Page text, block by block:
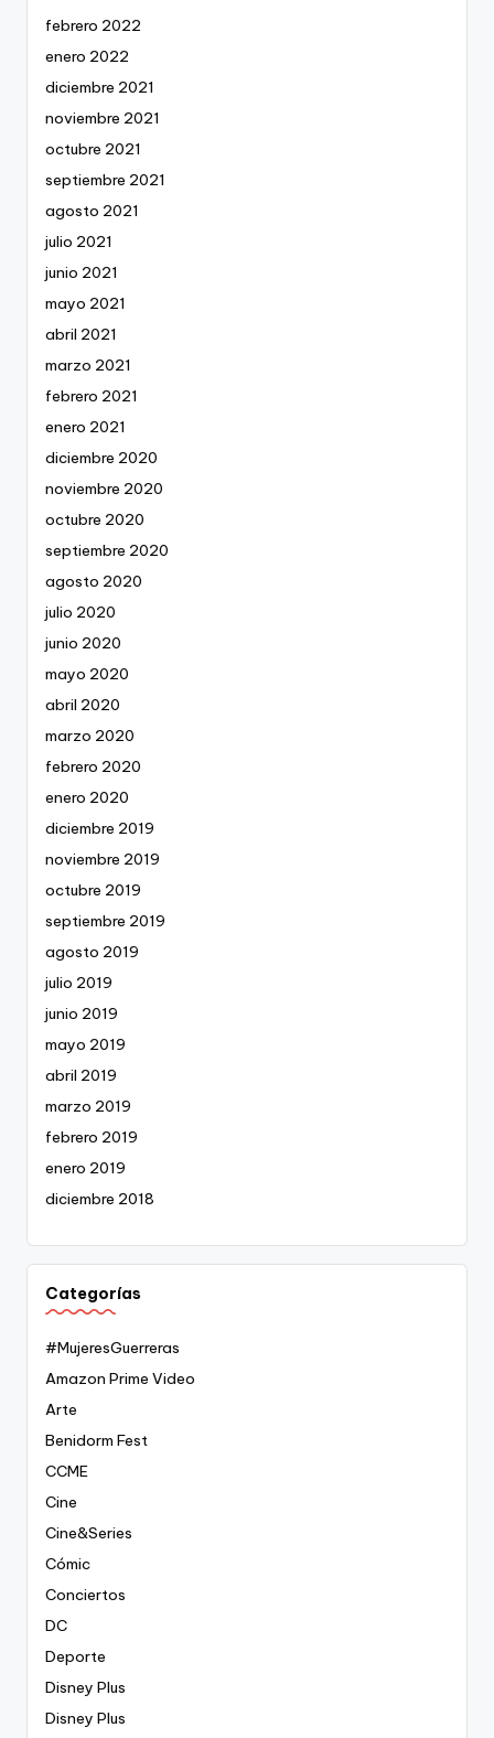
febrero 2022
enero 2022
diciembre 2021
noviembre 2021
octubre 2021
septiembre 2021
agosto 2021
julio 2021
junio 2021
mayo 2021
abril 2021
marzo 2021
febrero 2021
enero 2021
diciembre 2020
noviembre 2020
octubre 2020
septiembre 2020
agosto 2020
julio 2020
junio 2020
mayo 2020
abril 2020
marzo 2020
febrero 2020
enero 2020
diciembre 2019
noviembre 2019
octubre 2019
septiembre 2019
agosto 2019
julio 2019
junio 2019
mayo 2019
abril 2019
marzo 2019
febrero 2019
enero 2019
diciembre 2018
Categorías
#MujeresGuerreras
Amazon Prime Video
Arte
Benidorm Fest
CCME
Cine
Cine&Series
Cómic
Conciertos
DC
Deporte
Disney Plus
Disney Plus